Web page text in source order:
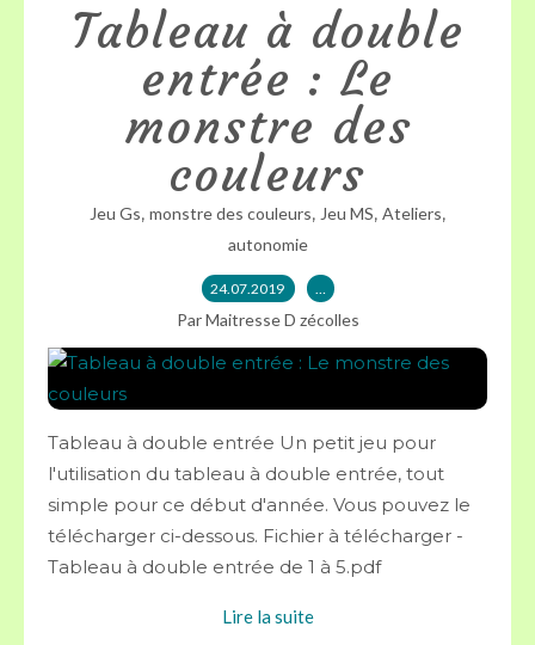
Tableau à double
entrée : Le
monstre des
couleurs
Jeu Gs, monstre des couleurs, Jeu MS, Ateliers,
autonomie
24.07.2019 …
Par Maitresse D zécolles
Tableau à double entrée Un petit jeu pour
l'utilisation du tableau à double entrée, tout
simple pour ce début d'année. Vous pouvez le
télécharger ci-dessous. Fichier à télécharger -
Tableau à double entrée de 1 à 5.pdf
Lire la suite